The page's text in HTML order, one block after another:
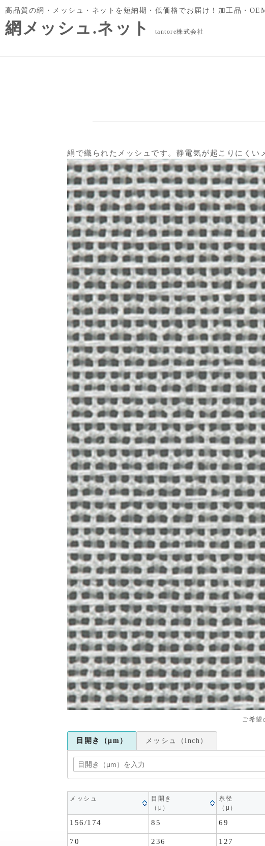
高品質の網・メッシュ・ネットを短納期・低価格でお届け！加工品・
網メッシュ.ネット tantore株式会社
絹で織られたメッシュです。静電気が起こりにくい
ご希望
目開き（μm） メッシュ（inch）
メッシュ
目開き
（μ）
糸径
（μ）
156/174 85 69
70 236 127